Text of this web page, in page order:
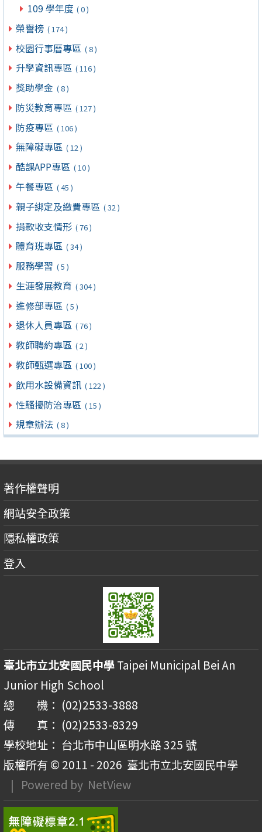
109 學年度 ( 0 )
榮譽榜 ( 174 )
校園行事曆專區 ( 8 )
升學資訊專區 ( 116 )
獎助學金 ( 8 )
防災教育專區 ( 127 )
防疫專區 ( 106 )
無障礙專區 ( 12 )
酷課APP專區 ( 10 )
午餐專區 ( 45 )
親子綁定及繳費專區 ( 32 )
捐款收支情形 ( 76 )
體育班專區 ( 34 )
服務學習 ( 5 )
生涯發展教育 ( 304 )
進修部專區 ( 5 )
退休人員專區 ( 76 )
教師聘約專區 ( 2 )
教師甄選專區 ( 100 )
飲用水設備資訊 ( 122 )
性騷擾防治專區 ( 15 )
規章辦法 ( 8 )
著作權聲明
網站安全政策
隱私權政策
登入
臺北市立北安國民中學Taipei Municipal Bei An
Junior High School
總 機： (02)2533-3888
傳 真： (02)2533-8329
學校地址： 台北市中山區明水路 325 號
版權所有 © 2011 - 2026 臺北市立北安國民中學
| Powered by NetView